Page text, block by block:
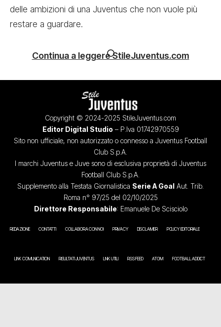
delle ambizioni di una Juventus che non vuole più
restare a guardare.
Continua a leggere StileJuventus.com
Copyright © 2024-2025 StileJuventus.com
Editor Digital Studio – P.Iva 01742970559
Sito non ufficiale, non autorizzato o connesso a Juventus Football
Club S.p.A.
I marchi Juventus e Juve sono di esclusiva proprietà di Juventus
Football Club S.p.A.
Supplemento alla Testata Giornalistica Serie A Goal Aut. Trib.
Roma n° 97/25 del 02/10/2025
Direttore Responsabile: Emanuele De Scisciolo
REDAZIONE CONTATTI COLLABORA CON NOI PRIVACY DISCLAIMER POLICY EDITORIALE
LINK COMUNICATION RISULTATI JUVENTUS LINK UTILI RSS FEED ATOM FOOTBALL ADDICT